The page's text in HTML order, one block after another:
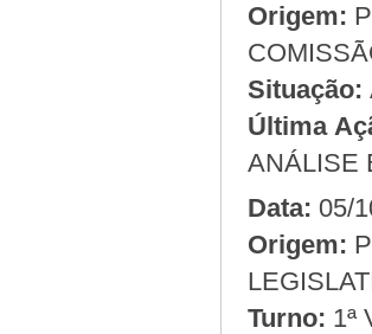
Origem:
Situação:
Última
ANÁLISE
Data: 05/
Origem:
Turno: